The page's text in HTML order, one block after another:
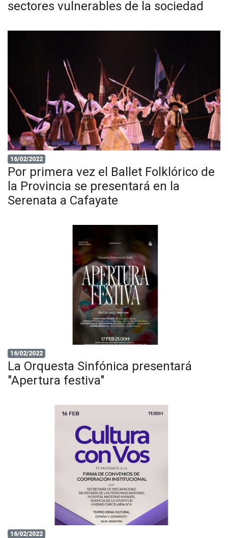
sectores vulnerables de la sociedad
16/02/2022
Por primera vez el Ballet Folklórico de
la Provincia se presentará en la
Serenata a Cafayate
16/02/2022
La Orquesta Sinfónica presentará
"Apertura festiva"
16/02/2022